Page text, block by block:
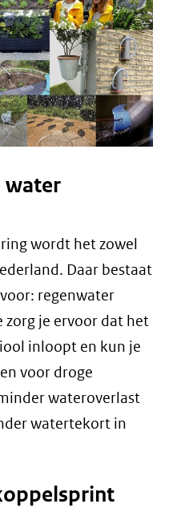
water
wordt het zowel
Daar bestaat
regenwater
zorg je ervoor dat het
inloopt en kun je
voor droge
wateroverlast
watertekort in